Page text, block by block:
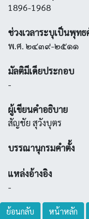
1896-1968
ช่วงเวลาระบุเป็นพุท
พ.ศ. ๒๔๓๙-๒๕๑๑
มัลติมีเดียประกอบ
-
ผู้เขียนคำอธิบาย
สัญชัย สุวังบุตร
บรรณานุกรมคำตั้ง
แหล่งอ้างอิง
-
ย้อนกลับ หน้าหลัก